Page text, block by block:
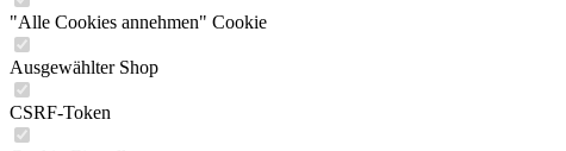
"Alle Cookies annehmen" Cookie
Ausgewählter Shop
CSRF-Token